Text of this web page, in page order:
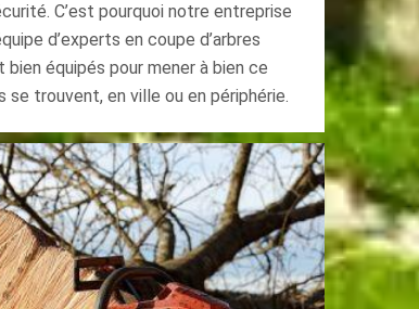
C’est pourquoi notre entreprise
d’experts en coupe d’arbres
équipés pour mener à bien ce
se trouvent, en ville ou en périphérie.